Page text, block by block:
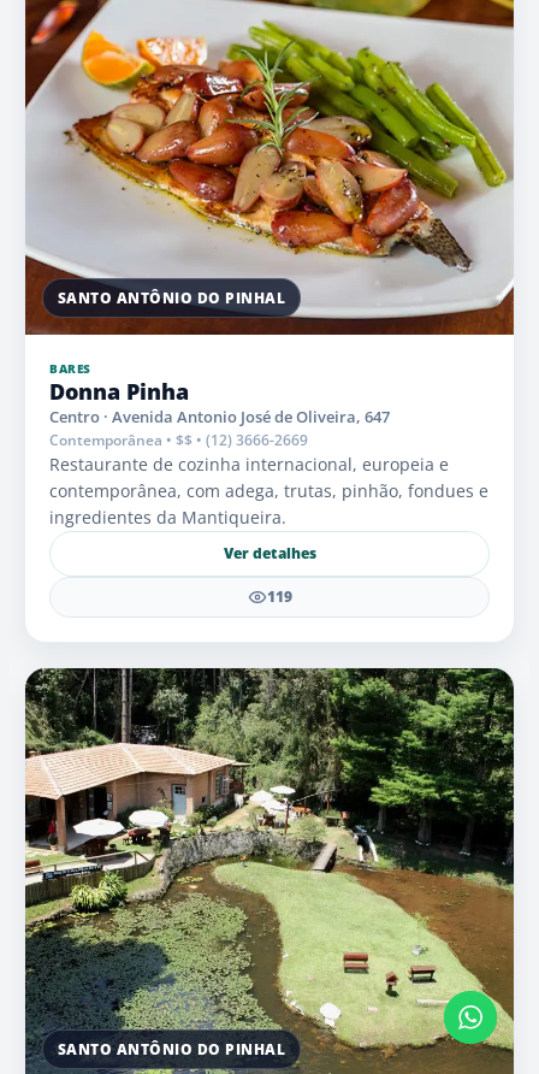
SANTO ANTÔNIO DO PINHAL
BARES
Donna Pinha
Centro · Avenida Antonio José de Oliveira, 647
Contemporânea • $$ • (12) 3666-2669
Restaurante de cozinha internacional, europeia e
contemporânea, com adega, trutas, pinhão, fondues e
ingredientes da Mantiqueira.
Ver detalhes
119
SANTO ANTÔNIO DO PINHAL